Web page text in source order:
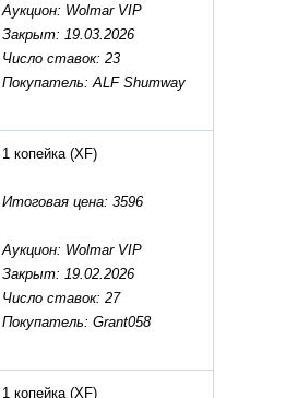
Аукцион: Wolmar VIP
Закрыт: 19.03.2026
Число ставок: 23
Покупатель: ALF Shumway
1 копейка(XF)
Итоговая цена: 3596
Аукцион: Wolmar VIP
Закрыт: 19.02.2026
Число ставок: 27
Покупатель: Grant058
1 копейка(XF)